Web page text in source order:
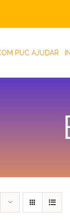
PUC AJUDAR